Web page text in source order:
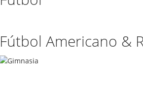
Fútbol Americano &